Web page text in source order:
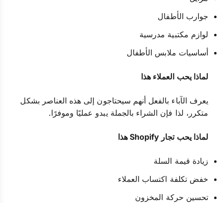
جوارب الأطفال
لوازم مكتبية مدرسية
أساسيات ملابس الأطفال
لماذا يحب العملاء هذا
يعرف الآباء بالفعل أنهم سيحتاجون إلى هذه العناصر بشكل
متكرر، لذا فإن الشراء بالجملة يبدو عمليًا وموفرًا.
لماذا يحب تجار Shopify هذا
زيادة قيمة السلة
خفض تكلفة اكتساب العملاء
تحسين حركة المخزون